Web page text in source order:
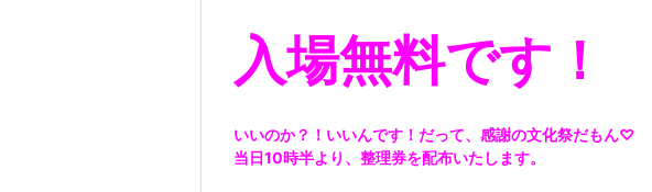
入場無料です！
いいのか？！いいんです！だって、感謝の文化祭だもん♡
当日10時半より、整理券を配布いたします。